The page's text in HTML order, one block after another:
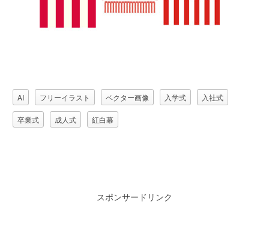
AI フリーイラスト ベクター画像 入学式 入社式
卒業式 成人式 紅白幕
スポンサードリンク